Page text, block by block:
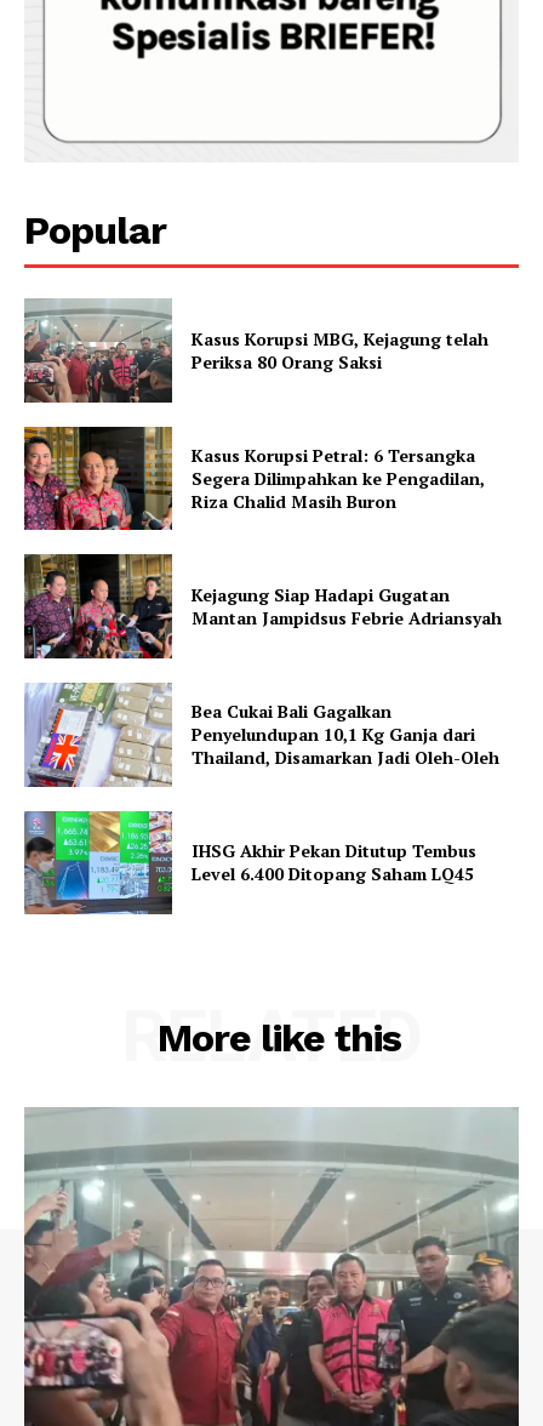
Popular
Kasus Korupsi MBG, Kejagung telah
Periksa 80 Orang Saksi
Kasus Korupsi Petral: 6 Tersangka
Segera Dilimpahkan ke Pengadilan,
Riza Chalid Masih Buron
Kejagung Siap Hadapi Gugatan
Mantan Jampidsus Febrie Adriansyah
Bea Cukai Bali Gagalkan
Penyelundupan 10,1 Kg Ganja dari
Thailand, Disamarkan Jadi Oleh-Oleh
IHSG Akhir Pekan Ditutup Tembus
Level 6.400 Ditopang Saham LQ45
More like this
RELATED